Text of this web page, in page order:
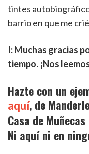
tintes
barrio en que me
I: Muchas gracias
tiempo. ¡Nos
Hazte con un
aquí, de
Casa de Muñecas
Ni aquí ni en